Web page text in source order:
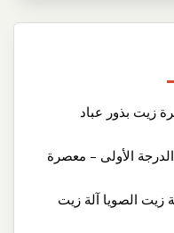
زيت بذور عباد
الأولى – معصرة
زيت الصويا آلة زيت